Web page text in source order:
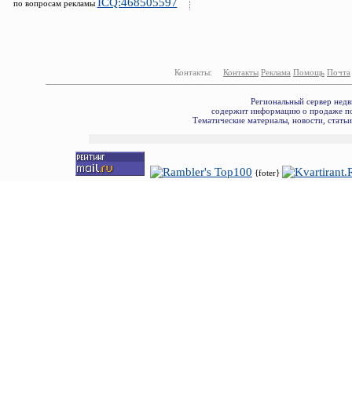
по вопросам рекламы
Контакты: Контакты Реклама Помощь Почта
Региональный сервер
содержит информацию о продаже
Тематические материалы, новости,
{foter}